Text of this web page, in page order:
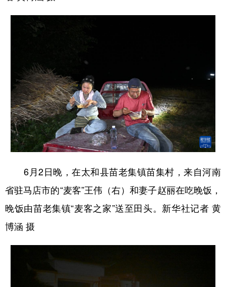
6月2日晚，在太和县苗老集镇苗集村，来自河南
省驻马店市的“麦客”王伟（右）和妻子赵丽在吃晚饭，
晚饭由苗老集镇“麦客之家”送至田头。新华社记者 黄
博涵 摄